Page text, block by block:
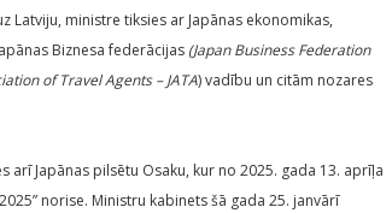
Latviju, ministre tiksies ar Japānas ekonomikas,
Biznesa federācijas (Japan Business Federation
of Travel Agents – JATA) vadību un citām nozares
Japānas pilsētu Osaku, kur no 2025. gada 13. aprīļa
norise. Ministru kabinets šā gada 25. janvārī